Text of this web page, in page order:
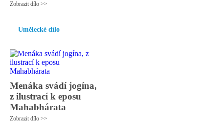
Zobrazit dílo >>
Umělecké dílo
Menáka svádí jogína,
z ilustrací k eposu
Mahabhárata
Zobrazit dílo >>